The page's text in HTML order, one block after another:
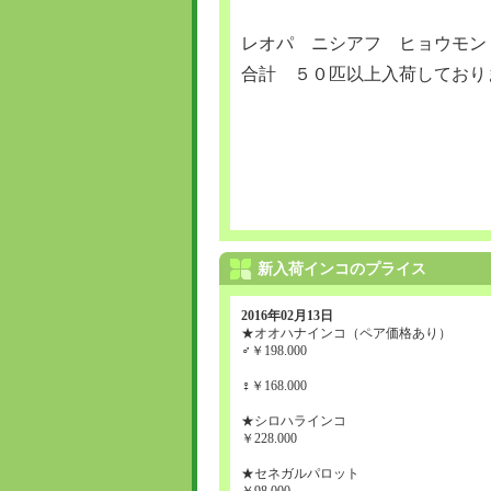
レオパ ニシアフ ヒョウモ
合計 ５０匹以上入荷しており
新入荷インコのプライス
2016年02月13日
★オオハナインコ（ペア価格あり）
♂￥198.000
♀￥168.000
★シロハラインコ
￥228.000
★セネガルパロット